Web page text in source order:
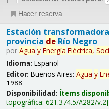
Hacer reserva
Estación
provincia deRío Negro
por Agua y Energía Eléctrica,
Idioma: Español
Editor: Buenos Aires: Agua y
1988
Disponibilidad: Ítems
topográfica: 621.374.5/A282/v.2